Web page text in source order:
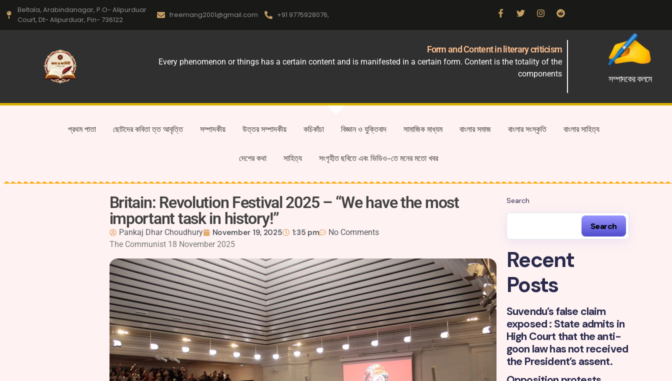
Beltala, Arabindanagar, P.O- Alipurduar
Court, Dt- Alipurduar, Pin- 736122
freemang2001@gmail.com +91 9775928076,
Form and Content in literary criticism
Every phenomenon or things has a certain content and is manifested in a certain form. Content is the totality of the
components
সম্পাদকের কলমে
প্রথম পাতা ছোটদের কবিতা ত্ত আবৃত্তি সম্পাদকীয় উত্তর সম্পাদকীয় কচিকাঁচা বিজ্ঞান ও যুক্তিবাদ সামাজিক মাধ্যম বাংলার সমাজ বাংলার সংস্কৃতি বাংলার সাহিত্য
দেশের কথা সাহিত্য সংগৃহীত ছবিতে এবং ভিডিও-তে মনের মতো খবর
Britain: Revolution Festival 2025 – “We have the most
important task in history!”
Pankaj Dhar Choudhury November 19, 2025 1:35 pm
No Comments
The Communist 18 November 2025
Search
Search
Recent
Posts
Suvendu’s false claim
exposed : State admits in
High Court that the anti-
goon law has not received
the President’s assent.